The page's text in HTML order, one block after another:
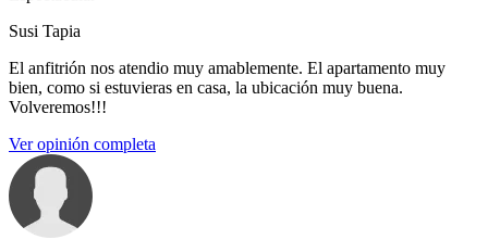
Susi Tapia
El anfitrión nos atendio muy amablemente. El apartamento muy
bien, como si estuvieras en casa, la ubicación muy buena.
Volveremos!!!
Ver opinión completa